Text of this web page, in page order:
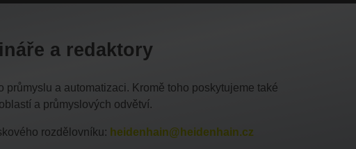
a redaktory
a automatizaci. Kromě toho poskytujeme také
a průmyslových odvětví.
rozdělovníku: heidenhain@heidenhain.cz